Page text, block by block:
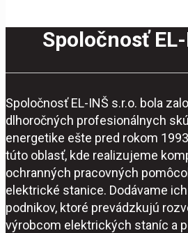
Spoločnosť
Spoločnosť EL-INŠ s.r.o. bola
dlhoročných profesionálnych
energetike ešte pred rokom
túto oblasť, kde realizujeme
ochranných pracovných
elektrické stanice. Dodávame
podnikov, ktoré prevádzkujú
výrobcom elektrických staníc a